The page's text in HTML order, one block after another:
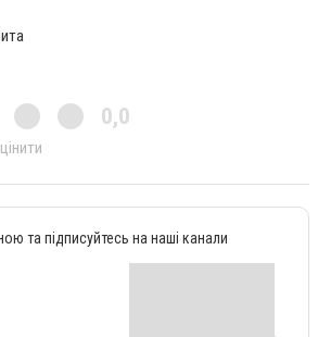
0,0
та підписуйтесь на наші канали